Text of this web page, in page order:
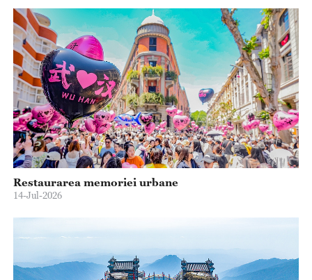
Restaurarea memoriei urbane
14-Jul-2026